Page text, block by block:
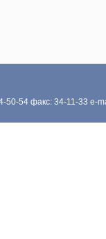
50-54 факс: 34-11-33 e-